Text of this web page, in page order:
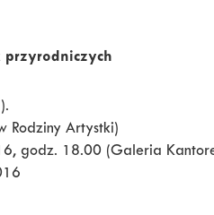
przyrodniczych
Rodziny Artystki)
godz. 18.00 (Galeria